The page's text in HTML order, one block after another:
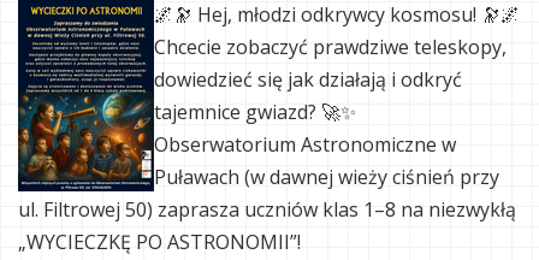
🌌🔭 Hej, młodzi odkrywcy kosmosu! 🔭🌌
Chcecie zobaczyć prawdziwe teleskopy,
dowiedzieć się jak działają i odkryć
tajemnice gwiazd? 🚀✨
Obserwatorium Astronomiczne w
Puławach (w dawnej wieży ciśnień przy
ul. Filtrowej 50) zaprasza uczniów klas 1–8 na niezwykłą
„WYCIECZKĘ PO ASTRONOMII”!